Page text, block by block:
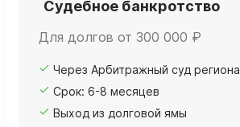
Судебное банкротство
Для долгов от 300 000 ₽
Через Арбитражный суд региона
Срок: 6-8 месяцев
Выход из долговой ямы